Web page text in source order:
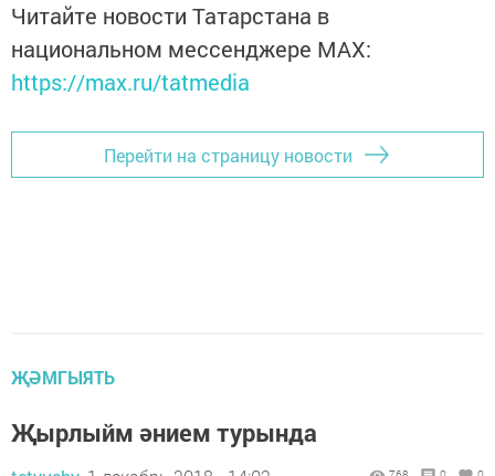
Читайте новости Татарстана в
национальном мессенджере MАХ:
https://max.ru/tatmedia
Перейти на страницу новости
ҖӘМГЫЯТЬ
Җырлыйм әнием турында